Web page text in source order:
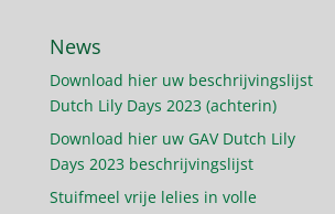
News
Download hier uw beschrijvingslijst
Dutch Lily Days 2023 (achterin)
Download hier uw GAV Dutch Lily
Days 2023 beschrijvingslijst
Stuifmeel vrije lelies in volle